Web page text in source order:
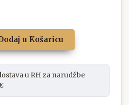
u Košaricu
u RH za narudžbe